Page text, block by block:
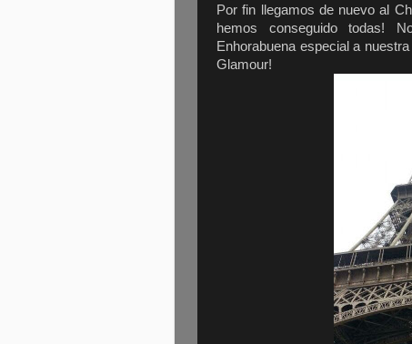
Por fin llegamos de nuevo al
hemos conseguido todas!
Enhorabuena especial a
Glamour!